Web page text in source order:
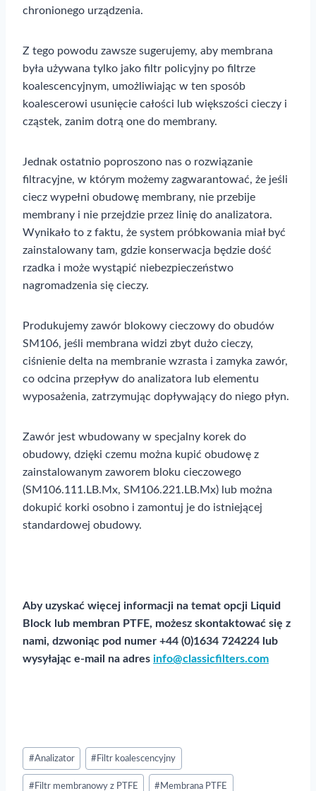
chronionego urządzenia.
Z tego powodu zawsze sugerujemy, aby membrana
była używana tylko jako filtr policyjny po filtrze
koalescencyjnym, umożliwiając w ten sposób
koalescerowi usunięcie całości lub większości cieczy i
cząstek, zanim dotrą one do membrany.
Jednak ostatnio poproszono nas o rozwiązanie
filtracyjne, w którym możemy zagwarantować, że jeśli
ciecz wypełni obudowę membrany, nie przebije
membrany i nie przejdzie przez linię do analizatora.
Wynikało to z faktu, że system próbkowania miał być
zainstalowany tam, gdzie konserwacja będzie dość
rzadka i może wystąpić niebezpieczeństwo
nagromadzenia się cieczy.
Produkujemy zawór blokowy cieczowy do obudów
SM106, jeśli membrana widzi zbyt dużo cieczy,
ciśnienie delta na membranie wzrasta i zamyka zawór,
co odcina przepływ do analizatora lub elementu
wyposażenia, zatrzymując dopływający do niego płyn.
Zawór jest wbudowany w specjalny korek do
obudowy, dzięki czemu można kupić obudowę z
zainstalowanym zaworem bloku cieczowego
(SM106.111.LB.Mx, SM106.221.LB.Mx) lub można
dokupić korki osobno i zamontuj je do istniejącej
standardowej obudowy.
Aby uzyskać więcej informacji na temat opcji Liquid
Block lub membran PTFE, możesz skontaktować się z
nami, dzwoniąc pod numer +44 (0)1634 724224 lub
wysyłając e-mail na adres info@classicfilters.com
Post
Tags:
#Analizator # Filtr koalescencyjny
# Filtr membranowy z PTFE # Membrana PTFE